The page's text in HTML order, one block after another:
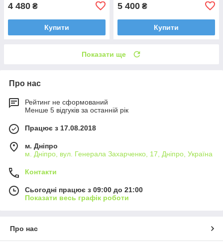
4 480 ₴
Купити
5 400 ₴
Купити
Показати ще
Про нас
Рейтинг не сформований
Менше 5 відгуків за останній рік
Працює з 17.08.2018
м. Дніпро
м. Дніпро, вул. Генерала Захарченко, 17, Дніпро, Україна
Контакти
Сьогодні працює з 09:00 до 21:00
Показати весь графік роботи
Про нас